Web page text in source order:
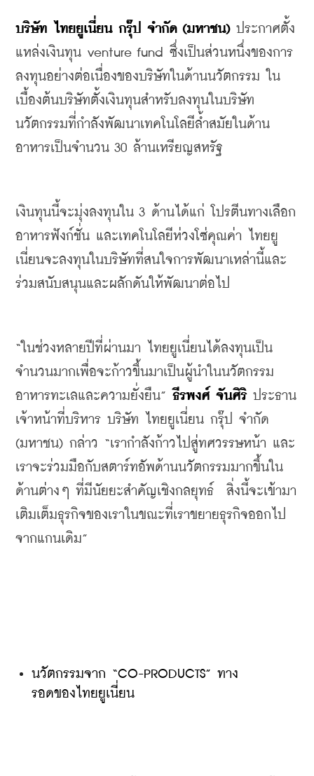
บริษัท ไทยยูเนี่ยน กรุ๊ป จำกัด (มหาชน) ประกาศตั้ง
แหล่งเงินทุน venture fund ซึ่งเป็นส่วนหนึ่งของการ
ลงทุนอย่างต่อเนื่องของบริษัทในด้านนวัตกรรม
ใน
เบื้องต้นบริษัทตั้งเงินทุนสำหรับลงทุนในบริษัท
นวัตกรรมที่กำลังพัฒนาเทคโนโลยีล้ำสมัยในด้าน
อาหารเป็นจำนวน 30 ล้านเหรียญสหรัฐ
เงินทุนนี้จะมุ่งลงทุนใน 3 ด้านได้แก่
โปรตีนทางเลือก
อาหารฟังก์ชั่น และเทคโนโลยีห่วงโซ่คุณค่า
ไทยยู
เนี่ยนจะลงทุนในบริษัทที่สนใจการพัฒนาเหล่านี้และ
ร่วมสนับสนุนและผลักดันให้พัฒนาต่อไป
“ ในช่วงหลายปีที่ผ่านมา
ไทยยูเนี่ยนได้ลงทุนเป็น
จำนวนมากเพื่อจะก้าวขึ้นมาเป็นผู้นำในนวัตกรรม
อาหารทะเลและความยั่งยืน” ธีรพงศ์ จันศิริ ประธาน
เจ้าหน้าที่บริหาร บริษัท ไทยยูเนี่ยน กรุ๊ป จำกัด
(มหาชน) กล่าว “เรากำลังก้าวไปสู่ทศวรรษหน้า และ
เราจะร่วมมือกับสตาร์ทอัพด้านนวัตกรรมมากขึ้นใน
ด้านต่างๆ ที่มีนัยยะสำคัญเชิงกลยุทธ์
สิ่งนี้จะเข้ามา
เติมเต็มธุรกิจของเราในขณะที่เราขยายธุรกิจออกไป
จากแกนเดิม”
นวัตกรรมจาก “CO-PRODUCTS” ทาง
รอดของไทยยูเนี่ยน